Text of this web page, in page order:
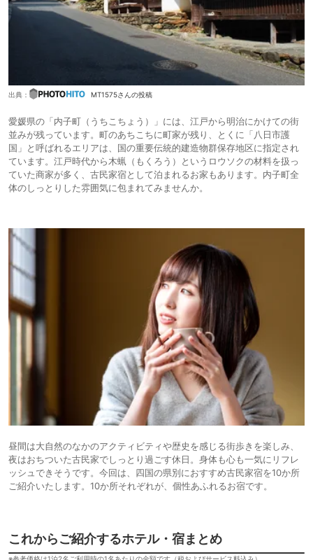
出典： MT1575さんの投稿
愛媛県の「内子町（うちこちょう）」には、江戸から明治にかけての街
並みが残っています。町のあちこちに町家が残り、とくに「八日市護
国」と呼ばれるエリアは、国の重要伝統的建造物群保存地区に指定され
ています。江戸時代から木蝋（もくろう）というロウソクの材料を扱っ
ていた商家が多く、古民家宿として泊まれるお家もあります。内子町全
体のしっとりした雰囲気に包まれてみませんか。
昼間は大自然のなかのアクティビティや歴史を感じる街歩きを楽しみ、
夜はおちついた古民家でしっとり過ごす休日。身体も心も一気にリフレ
ッシュできそうです。今回は、四国の県別におすすめ古民家宿を10か所
ご紹介いたします。10か所それぞれが、個性あふれるお宿です。
これからご紹介するホテル・宿まとめ